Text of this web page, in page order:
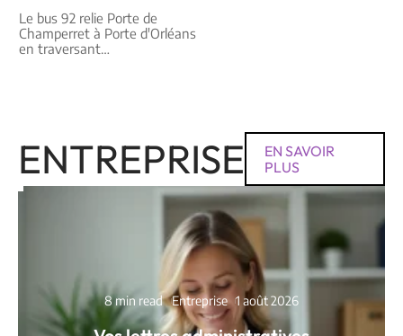
Le bus 92 relie Porte de
Champerret à Porte d'Orléans
en traversant…
ENTREPRISE
EN SAVOIR
PLUS
8 min read Entreprise 1 août 2026